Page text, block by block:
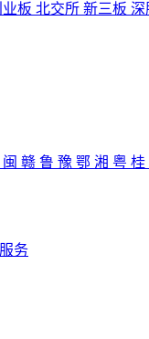
板 北交所 新三板
闽 赣 鲁 豫 鄂 湘 粤 桂
务